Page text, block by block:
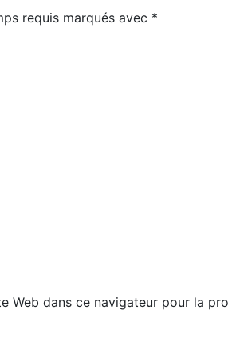
requis marqués avec *
Web dans ce navigateur pour la